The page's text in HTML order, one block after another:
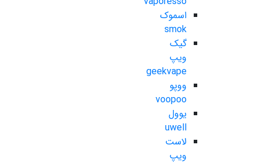
اسموک
smok
گیک
ویپ
geekvape
ووپو
voopoo
یوول
uwell
لاست
ویپ